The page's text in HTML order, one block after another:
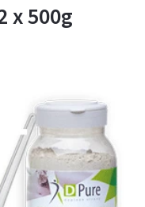
x 500g